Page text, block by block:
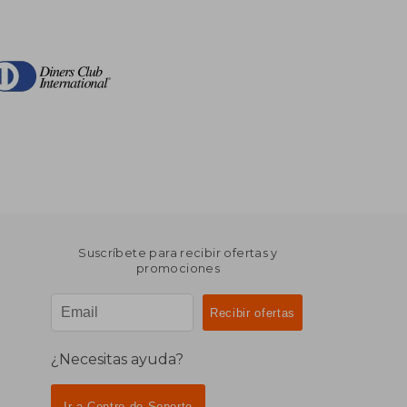
Suscríbete para recibir ofertas y
promociones
¿Necesitas ayuda?